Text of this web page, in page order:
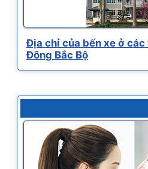
Địa chỉ của bến xe ở
Đông Bắc Bộ